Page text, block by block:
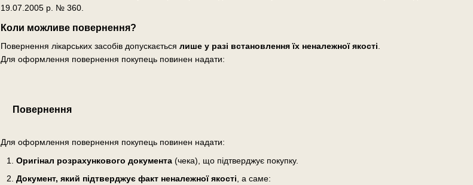
19.07.2005 р. № 360.
Коли можливе повернення?
Повернення лікарських засобів допускається лише у разі встановлення їх неналежної якості
Для оформлення повернення покупець повинен надати:
Повернення
Для оформлення повернення покупець повинен надати:
Оригінал розрахункового документа(чека), що підтверджує покупку.
Документ, який підтверджує факт неналежної якості , а саме: